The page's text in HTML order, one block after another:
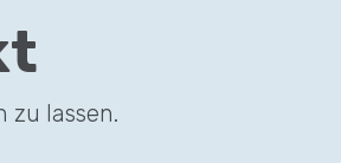
zu lassen.